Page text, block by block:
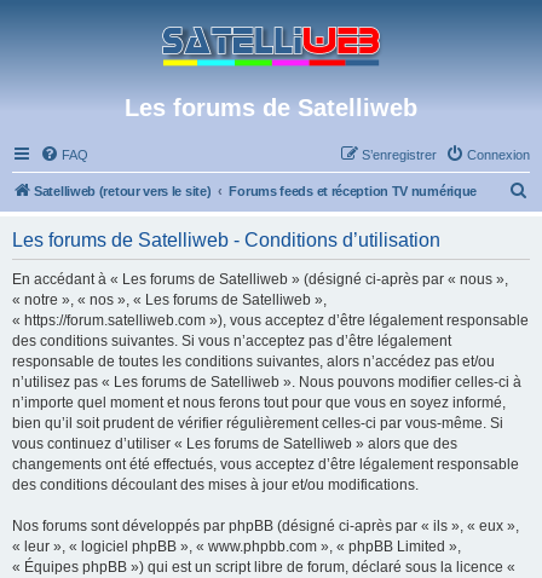
Les forums de Satelliweb
FAQ Connexion
S’enregistrer
Satelliweb (retour vers le site) Forums feeds et réception TV numérique
Les forums de Satelliweb - Conditions d’utilisation
En accédant à « Les forums de Satelliweb » (désigné ci-après par « nous »,
« notre », « nos », « Les forums de Satelliweb »,
« https://forum.satelliweb.com »), vous acceptez d’être légalement responsable
des conditions suivantes. Si vous n’acceptez pas d’être légalement
responsable de toutes les conditions suivantes, alors n’accédez pas et/ou
n’utilisez pas « Les forums de Satelliweb ». Nous pouvons modifier celles-ci à
n’importe quel moment et nous ferons tout pour que vous en soyez informé,
bien qu’il soit prudent de vérifier régulièrement celles-ci par vous-même. Si
vous continuez d’utiliser « Les forums de Satelliweb » alors que des
changements ont été effectués, vous acceptez d’être légalement responsable
des conditions découlant des mises à jour et/ou modifications.
Nos forums sont développés par phpBB (désigné ci-après par « ils », « eux »,
« leur », « logiciel phpBB », « www.phpbb.com », « phpBB Limited »,
« Équipes phpBB ») qui est un script libre de forum, déclaré sous la licence «